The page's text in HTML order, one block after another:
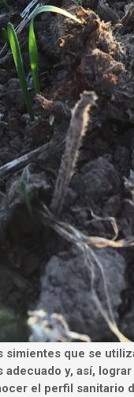
simientes que se
y, así,
el perfil sanitario